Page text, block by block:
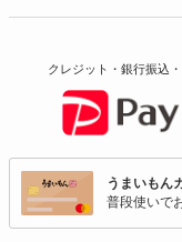
クレジット・銀行振込
うまいもん
普段使いで